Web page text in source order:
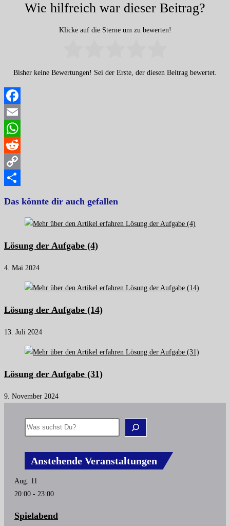
Wie hilfreich war dieser Beitrag?
Klicke auf die Sterne um zu bewerten!
Bisher keine Bewertungen! Sei der Erste, der diesen Beitrag bewertet.
Facebook
Email
WhatsApp
Reddit
Copy
Das könnte dir auch gefallen
Lösung der Aufgabe (4)
4. Mai 2024
Lösung der Aufgabe (14)
13. Juli 2024
Lösung der Aufgabe (31)
9. November 2024
Anstehende Veranstaltungen
Aug. 11
20:00 - 23:00
Spielabend